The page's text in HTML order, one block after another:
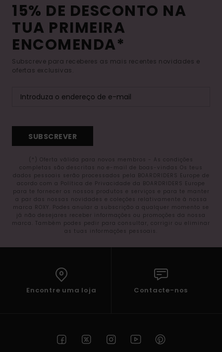
15% DE DESCONTO NA
TUA PRIMEIRA
ENCOMENDA*
Subscreve para receberes as mais recentes novidades e
ofertas exclusivas.
SUBSCREVER
(*) Oferta válida para novos membros - As condições
completas são descritas no e-mail de boas-vindas Os teus
dados pessoais serão processados pela BOARDRIDERS Europe de
acordo com a Política de Privacidade da BOARDRIDERS Europe
para te fornecer os nossos produtos e serviços e para te manter
a par das nossas novidades e coleções relativamente à nossa
marca ROXY. Podes anular a subscrição a qualquer momento se
já não desejares receber informações ou promoções da nossa
marca. Também podes pedir para consultar, corrigir ou eliminar
as tuas informações pessoais.
Encontre uma loja Contacte-nos